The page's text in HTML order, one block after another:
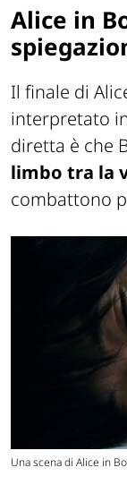
Alice in
Il finale di
interpretato
diretta è che
limbo tra la
combattono
Una scena di Alice in